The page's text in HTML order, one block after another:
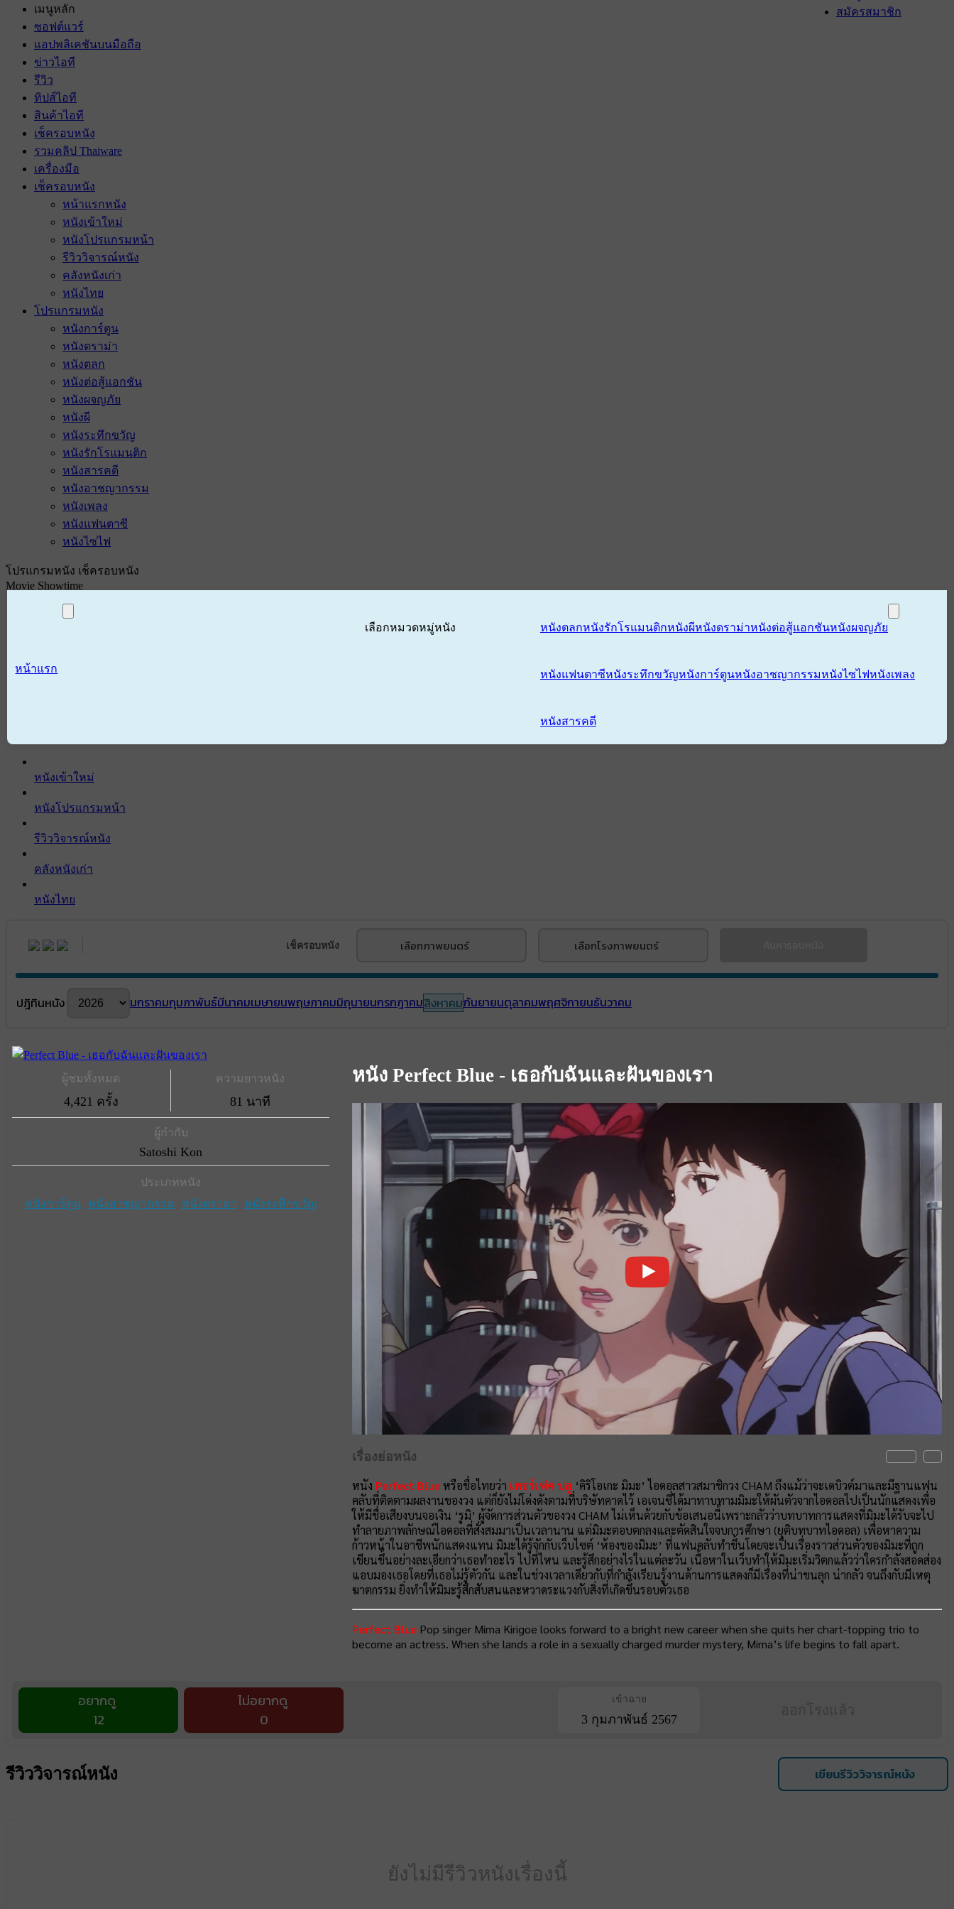
สมัครสมาชิก
เมนูหลัก
ซอฟต์แวร์
แอปพลิเคชันบนมือถือ
ข่าวไอที
รีวิว
ทิปส์ไอที
สินค้าไอที
เช็ครอบหนัง
รวมคลิป Thaiware
เครื่องมือ
เช็ครอบหนัง
หน้าแรกหนัง
หนังเข้าใหม่
หนังโปรแกรมหน้า
รีวิววิจารณ์หนัง
คลังหนังเก่า
หนังไทย
โปรแกรมหนัง
หนังการ์ตูน
หนังดราม่า
หนังตลก
หนังต่อสู้แอกชัน
หนังผจญภัย
หนังผี
หนังระทึกขวัญ
หนังรักโรแมนติก
หนังสารคดี
หนังอาชญากรรม
หนังเพลง
หนังแฟนตาซี
หนังไซไฟ
โปรแกรมหนัง เช็ครอบหนัง
Movie Showtime
หน้าแรก
เลือกหมวดหมู่หนัง หนังตลกหนังรักโรแมนติกหนังผีหนังดราม่าหนังต่อสู้แอกชันหนังผจญภัย
หนังแฟนตาซีหนังระทึกขวัญหนังการ์ตูนหนังอาชญากรรมหนังไซไฟหนังเพลง
หนังสารคดี
หนังเข้าใหม่
หนังโปรแกรมหน้า
รีวิววิจารณ์หนัง
คลังหนังเก่า
หนังไทย
เช็ครอบหนัง เลือกภาพยนตร์ เลือกโรงภาพยนตร์
ปฎิทินหนัง มกราคมกุมภาพันธ์มีนาคมเมษายนพฤษภาคมมิถุนายนกรกฎาคมสิงหาคมกันยายนตุลาคมพฤศจิกายนธันวาคม
ผู้ชมทั้งหมด
4,421 ครั้ง
ความยาวหนัง
81 นาที
ผู้กำกับ
Satoshi Kon
ประเภทหนัง
หนังการ์ตูน
หนังอาชญากรรม หนังดราม่า หนังระทึกขวัญ
หนัง Perfect Blue - เธอกับฉันและฝันของเรา
เรื่องย่อหนัง
หนัง Perfect Blue หรือชื่อไทยว่า เพอร์เฟค บลู ‘คิริโอเกะ มิมะ’ ไอดอลสาวสมาชิกวง CHAM ถึงแม้ว่าจะเดบิวต์มาและมีฐานแฟน
คลับที่ติดตามผลงานของวง แต่ก็ยังไม่โด่งดังตามที่บริษัทคาดไว้ เอเจนซี่ได้มาทาบทามมิมะให้ผันตัวจากไอดอลไปเป็นนักแสดงเพื่อ
ให้มีชื่อเสียงบนจอเงิน ‘รูมิ’ ผู้จัดการส่วนตัวของวง CHAM ไม่เห็นด้วยกับข้อเสนอนี้เพราะกลัวว่าบทบาทการแสดงที่มิมะได้รับจะไป
ทำลายภาพลักษณ์ไอดอลที่สั่งสมมาเป็นเวลานาน แต่มิมะตอบตกลงและตัดสินใจจบการศึกษา (ยุติบทบาทไอดอล) เพื่อหาความ
ก้าวหน้าในอาชีพนักแสดงแทน มิมะได้รู้จักกับเว็บไซต์ ‘ห้องของมิมะ’ ที่แฟนคลับทำขึ้นโดยจะเป็นเรื่องราวส่วนตัวของมิมะที่ถูก
เขียนขึ้นอย่างละเอียกว่าเธอทำอะไร ไปที่ไหน และรู้สึกอย่างไรในแต่ละวัน เนื้อหาในเว็บทำให้มิมะเริ่มวิตกแล้วว่าใครกำลังสอดส่อง
แอบมองเธอโดยที่เธอไม่รู้ตัวกัน และในช่วงเวลาเดียวกับที่กำลังเรียนรู้งานด้านการแสดงก็มีเรื่องที่น่าขนลุก น่ากลัว จนถึงกับมีเหตุ
ฆาตกรรม ยิ่งทำให้มิมะรู้สึกสับสนและหวาดระแวงกับสิ่งที่เกิดขึ้นรอบตัวเธอ
Perfect Blue Pop singer Mima Kirigoe looks forward to a bright new career when she quits her chart-topping trio to
become an actress. When she lands a role in a sexually charged murder mystery, Mima’s life begins to fall apart.
อยากดู
12
ไม่อยากดู
0
เข้าฉาย
3 กุมภาพันธ์ 2567
รีวิววิจารณ์หนัง เขียนรีวิววิจารณ์หนัง
ยังไม่มีรีวิวหนังเรื่องนี้